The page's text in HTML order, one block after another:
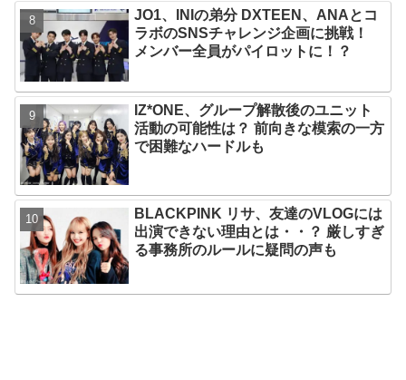
JO1、INIの弟分 DXTEEN、ANAとコ
ラボのSNSチャレンジ企画に挑戦！
メンバー全員がパイロットに！？
IZ*ONE、グループ解散後のユニット
活動の可能性は？ 前向きな模索の一方
で困難なハードルも
BLACKPINK リサ、友達のVLOGには
出演できない理由とは・・？ 厳しすぎ
る事務所のルールに疑問の声も